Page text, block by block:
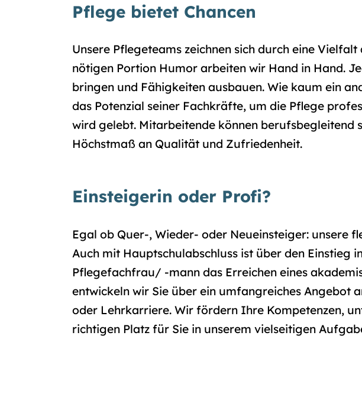
Pflege bietet Chancen
Unsere Pflegeteams zeichnen sich durch eine
nötigen Portion Humor arbeiten wir Hand in Hand.
bringen und Fähigkeiten ausbauen. Wie kaum ein
das Potenzial seiner Fachkräfte, um die Pflege
wird gelebt. Mitarbeitende können berufsbegleitend
Höchstmaß an Qualität und Zufriedenheit.
Einsteigerin oder Profi?
Egal ob Quer-, Wieder- oder Neueinsteiger: unsere
Auch mit Hauptschulabschluss ist über den Einstieg
Pflegefachfrau/ -mann das Erreichen eines
entwickeln wir Sie über ein umfangreiches Angebot
oder Lehrkarriere. Wir fördern Ihre Kompetenzen,
richtigen Platz für Sie in unserem vielseitigen